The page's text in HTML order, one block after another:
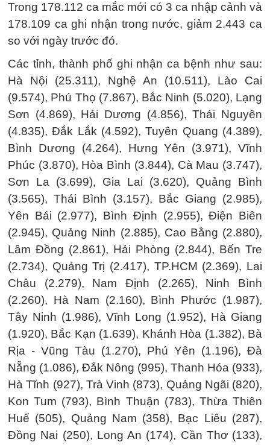
Trong 178.112 ca mắc mới có 3 ca nhập cảnh và
178.109 ca ghi nhận trong nước, giảm 2.443 ca
so với ngày trước đó.
Các tỉnh, thành phố ghi nhận ca bệnh như sau:
Hà Nội (25.311), Nghệ An (10.511), Lào Cai
(9.574), Phú Thọ (7.867), Bắc Ninh (5.020), Lạng
Sơn (4.869), Hải Dương (4.856), Thái Nguyên
(4.835), Đắk Lắk (4.592), Tuyên Quang (4.389),
Bình Dương (4.264), Hưng Yên (3.971), Vĩnh
Phúc (3.870), Hòa Bình (3.844), Cà Mau (3.747),
Sơn La (3.699), Gia Lai (3.620), Quảng Bình
(3.565), Thái Bình (3.157), Bắc Giang (2.985),
Yên Bái (2.977), Bình Định (2.955), Điện Biên
(2.945), Quảng Ninh (2.885), Cao Bằng (2.880),
Lâm Đồng (2.861), Hải Phòng (2.844), Bến Tre
(2.734), Quảng Trị (2.417), TP.HCM (2.369), Lai
Châu (2.279), Nam Định (2.265), Ninh Bình
(2.260), Hà Nam (2.160), Bình Phước (1.987),
Tây Ninh (1.986), Vĩnh Long (1.952), Hà Giang
(1.920), Bắc Kạn (1.639), Khánh Hòa (1.382), Bà
Rịa - Vũng Tàu (1.270), Phú Yên (1.196), Đà
Nẵng (1.086), Đắk Nông (995), Thanh Hóa (933),
Hà Tĩnh (927), Trà Vinh (873), Quảng Ngãi (820),
Kon Tum (793), Bình Thuận (783), Thừa Thiên
Huế (505), Quảng Nam (358), Bạc Liêu (287),
Đồng Nai (250), Long An (174), Cần Thơ (133),